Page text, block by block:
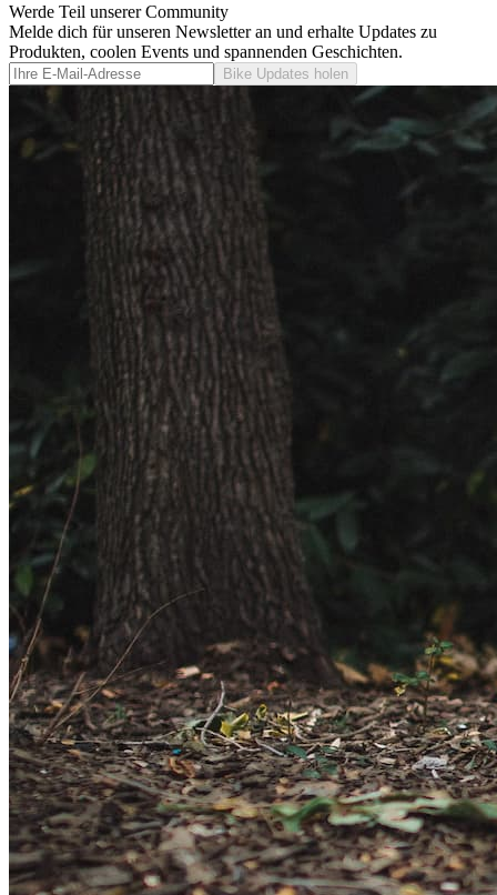
Werde Teil unserer Community
Melde dich für unseren Newsletter an und erhalte Updates zu
Produkten, coolen Events und spannenden Geschichten.
Bike Updates holen